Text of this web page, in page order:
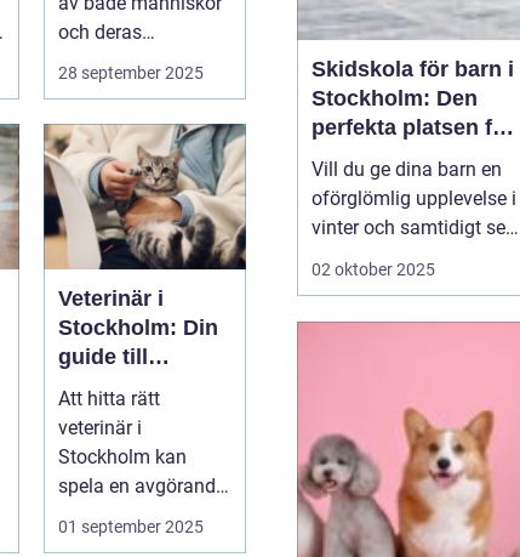
och deras
djurvänner...
28 september 2025
Veterinär i
Stockholm: Din
guide till
djursjukvård i
huvudstaden
Att hitta rätt
veterinär i
Stockholm kan
spela en avgörande
roll för ditt husdju...
01 september 2025
Skidskola för barn i
Stockholm: Den
perfekta platsen för
små blivande
skidåkare
Vill du ge dina barn en
oförglömlig upplevelse i
vinter och samtidigt se
dem utvecklas på
erbjuder många
möjligheter f&o...
02 oktober 2025